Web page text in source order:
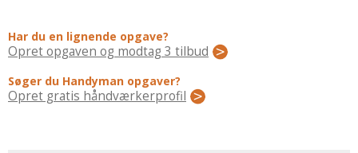
ELEKTRIKER
Regler Og Love
Udskiftning Og Montage
Om Materialer
Har du en lignende opgave?
Opret opgaven og modtag 3 tilbud
Søger du Handyman opgaver?
Opret gratis håndværkerprofil